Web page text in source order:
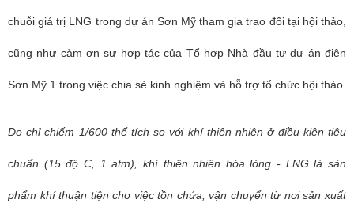
chuỗi giá trị LNG trong dự án Sơn Mỹ tham gia trao đổi tại hội thảo,
cũng như cảm ơn sự hợp tác của Tổ hợp Nhà đầu tư dự án điện
Sơn Mỹ 1 trong việc chia sẻ kinh nghiệm và hỗ trợ tổ chức hội thảo.
Do chỉ chiếm 1/600 thể tích so với khí thiên nhiên ở điều kiện tiêu
chuẩn (15 độ C, 1 atm), khí thiên nhiên hóa lỏng - LNG là sản
phẩm khí thuận tiện cho việc tồn chứa, vận chuyển từ nơi sản xuất